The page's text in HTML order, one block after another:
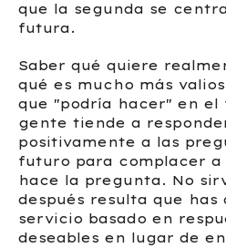
que la segunda se
futura.
Saber qué quiere
qué es mucho más
que "podría hacer" en el
gente tiende a
positivamente a las
futuro para complacer a
hace la pregunta. No
después resulta que has
servicio basado en
deseables en lugar de